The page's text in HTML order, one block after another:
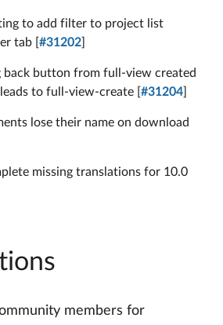
to add filter to project list
tab [ #31202
back button from full-view created
to full-view-create [ #31204
lose their name on download
missing translations for 10.0
members for